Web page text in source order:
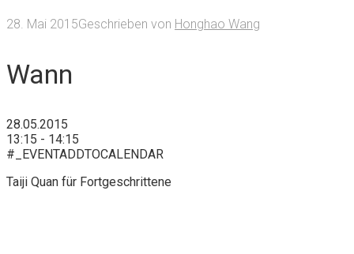
28. Mai 2015Geschrieben von Honghao Wang
Wann
28.05.2015
13:15 - 14:15
#_EVENTADDTOCALENDAR
Taiji Quan für Fortgeschrittene